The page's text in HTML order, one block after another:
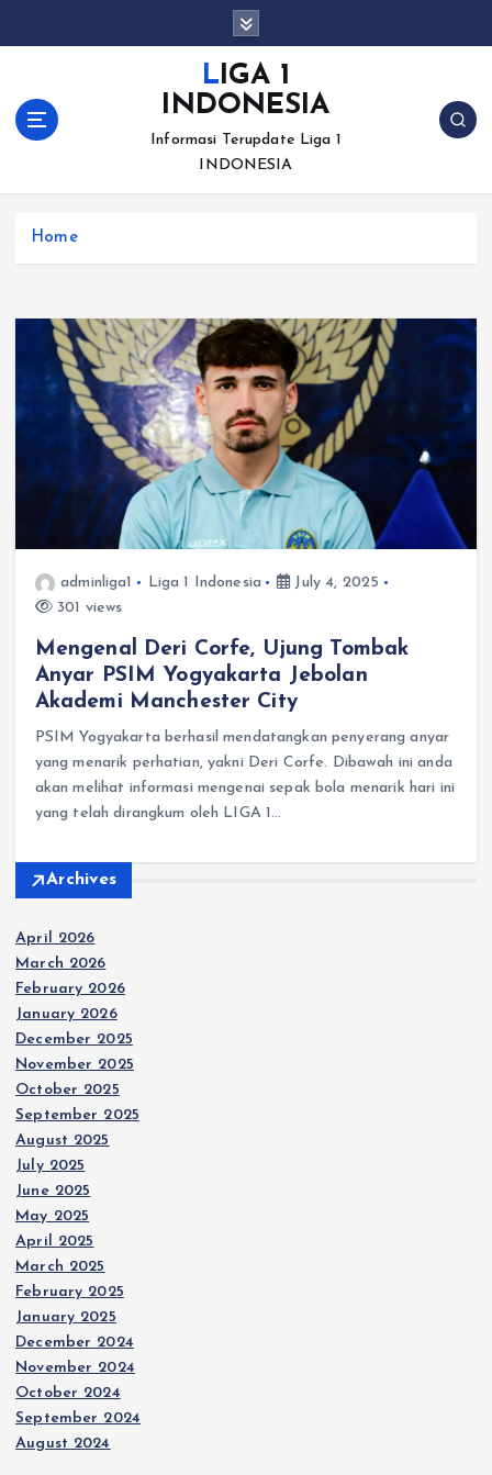
LIGA 1
INDONESIA
Informasi Terupdate Liga 1
INDONESIA
Home
adminliga1 Liga 1 Indonesia
July 4, 2025
301 views
Mengenal Deri Corfe, Ujung Tombak
Anyar PSIM Yogyakarta Jebolan
Akademi Manchester City
PSIM Yogyakarta berhasil mendatangkan penyerang anyar
yang menarik perhatian, yakni Deri Corfe. Dibawah ini anda
akan melihat informasi mengenai sepak bola menarik hari ini
yang telah dirangkum oleh LIGA 1…
Archives
April 2026
March 2026
February 2026
January 2026
December 2025
November 2025
October 2025
September 2025
August 2025
July 2025
June 2025
May 2025
April 2025
March 2025
February 2025
January 2025
December 2024
November 2024
October 2024
September 2024
August 2024